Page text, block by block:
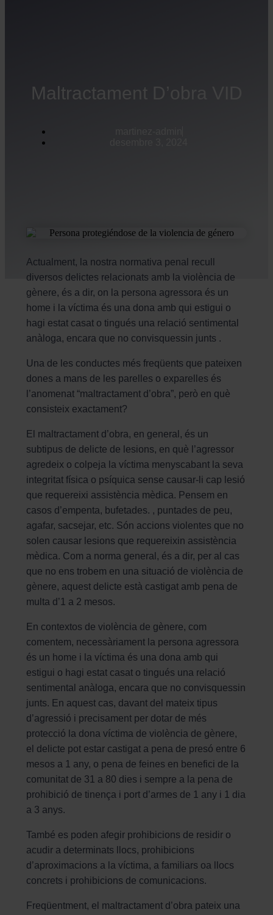
Maltractament D’obra VID
Actualment, la nostra normativa penal recull
diversos delictes relacionats amb la violència de
gènere, és a dir, on la persona agressora és un
home i la víctima és una dona amb qui estigui o
hagi estat casat o tingués una relació sentimental
anàloga, encara que no convisquessin junts .
Una de les conductes més freqüents que pateixen
dones a mans de les parelles o exparelles és
l’anomenat “maltractament d’obra”, però en què
consisteix exactament?
El maltractament d’obra, en general, és un
subtipus de delicte de lesions, en què l’agressor
agredeix o colpeja la víctima menyscabant la seva
integritat física o psíquica sense causar-li cap lesió
que requereixi assistència mèdica. Pensem en
casos d’empenta, bufetades. , puntades de peu,
agafar, sacsejar, etc. Són accions violentes que no
solen causar lesions que requereixin assistència
mèdica. Com a norma general, és a dir, per al cas
que no ens trobem en una situació de violència de
gènere, aquest delicte està castigat amb pena de
multa d’1 a 2 mesos.
En contextos de violència de gènere, com
comentem, necessàriament la persona agressora
és un home i la víctima és una dona amb qui
estigui o hagi estat casat o tingués una relació
sentimental anàloga, encara que no convisquessin
junts. En aquest cas, davant del mateix tipus
d’agressió i precisament per dotar de més
protecció la dona víctima de violència de gènere,
el delicte pot estar castigat a pena de presó entre 6
mesos a 1 any, o pena de feines en benefici de la
comunitat de 31 a 80 dies i sempre a la pena de
prohibició de tinença i port d’armes de 1 any i 1 dia
a 3 anys.
També es poden afegir prohibicions de residir o
acudir a determinats llocs, prohibicions
d’aproximacions a la víctima, a familiars oa llocs
concrets i prohibicions de comunicacions.
Freqüentment, el maltractament d’obra pateix una